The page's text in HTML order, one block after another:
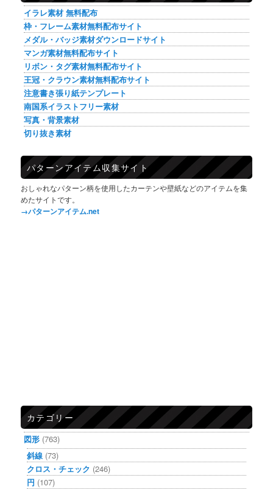
イラレ素材 無料配布
枠・フレーム素材無料配布サイト
メダル・バッジ素材ダウンロードサイト
マンガ素材無料配布サイト
リボン・タグ素材無料配布サイト
王冠・クラウン素材無料配布サイト
注意書き張り紙テンプレート
南国系イラストフリー素材
写真・背景素材
切り抜き素材
パターンアイテム収集サイト
おしゃれなパターン柄を使用したカーテンや壁紙などのアイテムを集
めたサイトです。
→パターンアイテム.net
カテゴリー
図形 (763)
斜線 (73)
クロス・チェック (246)
円 (107)